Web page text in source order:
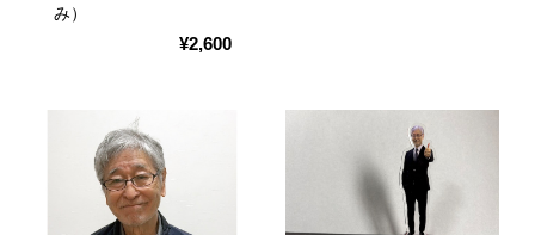
み）
¥2,600